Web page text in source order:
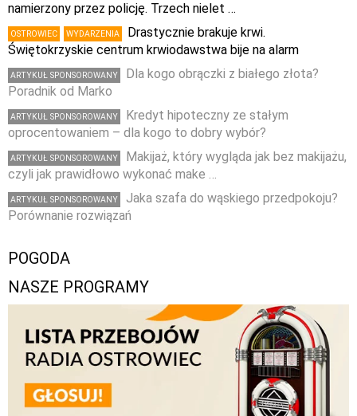
namierzony przez policję. Trzech nielet …
OSTROWIEC WYDARZENIA
Drastycznie brakuje krwi.
Świętokrzyskie centrum krwiodawstwa bije na alarm
ARTYKUŁ SPONSOROWANY
Dla kogo obrączki z białego złota?
Poradnik od Marko
ARTYKUŁ SPONSOROWANY
Kredyt hipoteczny ze stałym
oprocentowaniem – dla kogo to dobry wybór?
ARTYKUŁ SPONSOROWANY
Makijaż, który wygląda jak bez makijażu,
czyli jak prawidłowo wykonać make …
ARTYKUŁ SPONSOROWANY
Jaka szafa do wąskiego przedpokoju?
Porównanie rozwiązań
POGODA
NASZE PROGRAMY